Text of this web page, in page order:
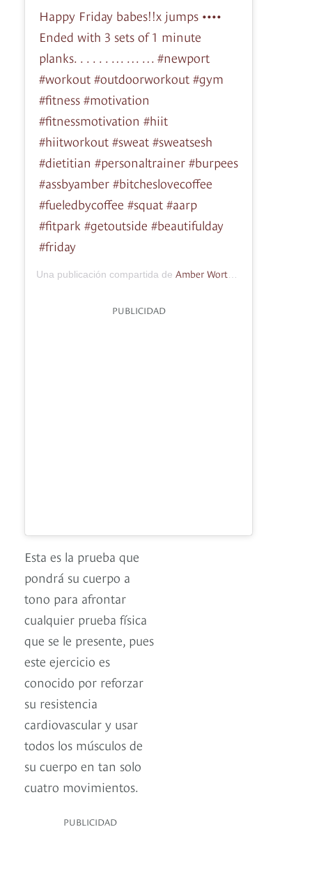
Happy Friday babes!!x jumps ••••
Ended with 3 sets of 1 minute
planks. . . . . . … … … #newport
#workout #outdoorworkout #gym
#fitness #motivation
#fitnessmotivation #hiit
#hiitworkout #sweat #sweatsesh
#dietitian #personaltrainer #burpees
#assbyamber #bitcheslovecoffee
#fueledbycoffee #squat #aarp
#fitpark #getoutside #beautifulday
#friday
Una publicación compartida de Amber Worthen RD, LDN, CPT
PUBLICIDAD
Esta es la prueba que
pondrá su cuerpo a
tono para afrontar
cualquier prueba física
que se le presente, pues
este ejercicio es
conocido por reforzar
su resistencia
cardiovascular y usar
todos los músculos de
su cuerpo en tan solo
cuatro movimientos.
PUBLICIDAD